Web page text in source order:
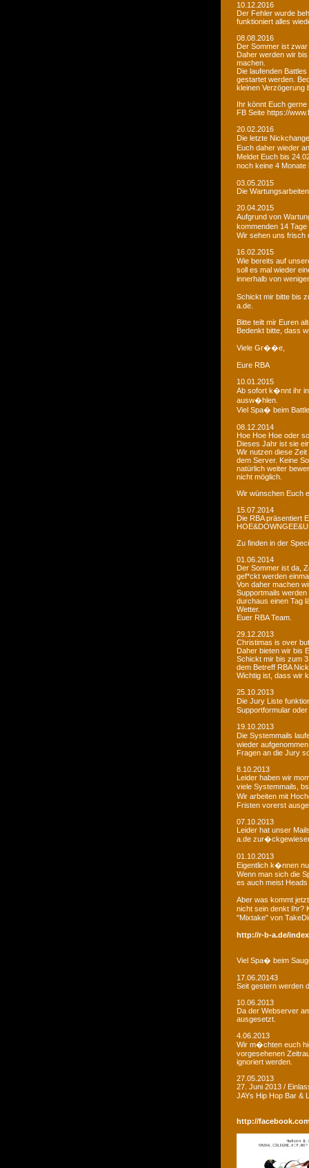
10.12.2016
Der Fehler wurde
funktioniert alles
08.08.2016
Der Sommer ist
Daher werden wir
machen.
Die laufenden
gestartet werden.
kleinen Verzögerung
Ihr könnt Euch
FB Seite https://
20.02.2016
Die letzte
Euch daher wieder
Meldet Euch bis
noch keine 4
03.05.2015
Die
20.04.2015
Aufgrund von
kommenden 14
Wir sehen uns frisch
16.02.2015
Wie bereits auf
soll es mal wieder
innerhalb von
Schickt mir bitte bis
a.de.
Bitte teilt mir Euren
Bedenkt bitte, dass
Viele Gr��e,
Eure RBA
10.01.2015
Ab sofort k�nnt ihr
ausw�hlen.
Viel Spa� beim
08.12.2014
Hoe Hoe Hoe oder
Dieses Jahr ist sie
Wir nutzen diese
dem Server. Keine
natürlich weiter
nicht möglich.
Wir wünschen Euch
15.07.2014
Die RBA präsentiert
Zu finden in der
01.06.2014
Der Sommer ist da,
gef*ckt werden
Von daher machen
Supportmails
durchaus einen Tag
Wetter.
Euer RBA Team.
29.12.2013
Christimas is over
Daher bieten wir bis
Schickt mir bis zum
dem Betreff RBA
Wichtig ist, dass wir
25.10.2013
Die Jury Liste
Supportformular
19.10.2013
Die Systemmails
wieder
Fragen an die Jury
8.10.2013
Leider haben wir
viele Systemmails,
Wir arbeiten mit
Fristen vorerst
07.10.2013
Leider hat unser
a.de
01.10.2013
Eigentlich k�nnen
Wenn man sich die
es auch meist
Aber was kommt
nicht sein denkt Ihr?
"Mixtake" von
http://r-b-a.de/
Viel Spa� beim
17.06.20143
Seit gestern werden
10.06.2013
Da der Webserver
ausgesetzt.
4.06.2013
Wir m�chten euch
vorgesehenen
ignoriert werden.
27.05.2013
27. Juni 2013 /
JAYs Hip Hop Bar &
http://